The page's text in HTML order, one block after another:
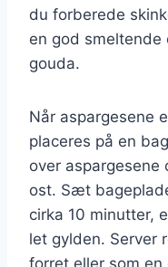
du forberede
en god smeltende
gouda.
Når aspargesene
placeres på en
over
ost. Sæt
cirka 10 minutter,
let gylden. Server
forret eller som